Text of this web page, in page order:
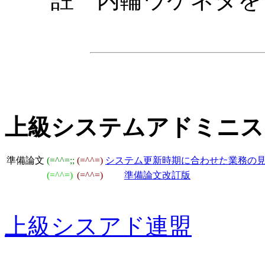
上級システムアドミニ
準備論文 (=^^=;; (=^^=) システム更新時期に合わせた業務の
(=^^=) (=^^=) 準備論文改訂版
上級シスアド連盟